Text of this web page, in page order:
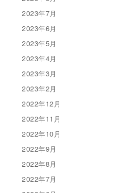
2023年7月
2023年6月
2023年5月
2023年4月
2023年3月
2023年2月
2022年12月
2022年11月
2022年10月
2022年9月
2022年8月
2022年7月